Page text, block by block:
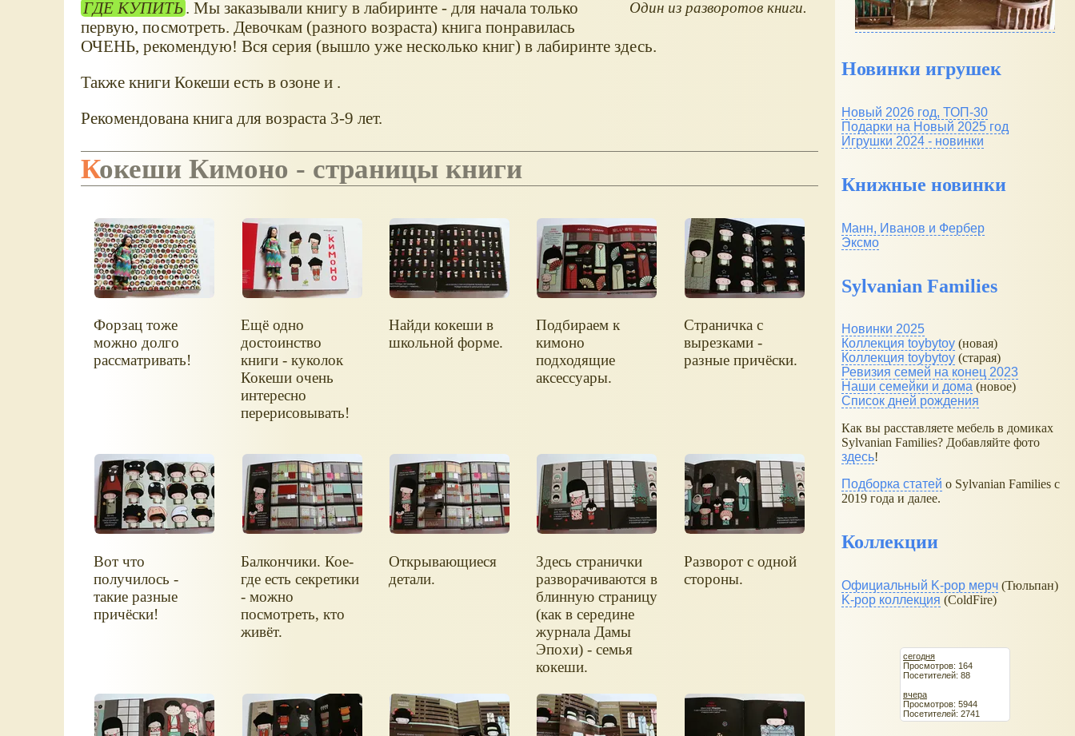
Один из разворотов книги.
ГДЕ КУПИТЬ. Мы заказывали книгу в лабиринте - для начала только
первую, посмотреть. Девочкам (разного возраста) книга понравилась
ОЧЕНЬ, рекомендую! Вся серия (вышло уже несколько книг) в лабиринте здесь.
Также книги Кокеши есть в озоне и .
Рекомендована книга для возраста 3-9 лет.
Кокеши Кимоно - страницы книги
Форзац тоже
можно долго
рассматривать!
Ещё одно
достоинство
книги - куколок
Кокеши очень
интересно
перерисовывать!
Найди кокеши в
школьной форме.
Подбираем к
кимоно
подходящие
аксессуары.
Страничка с
вырезками -
разные причёски.
Вот что
получилось -
такие разные
причёски!
Балкончики. Кое-
где есть секретики
- можно
посмотреть, кто
живёт.
Открывающиеся
детали.
Здесь странички
разворачиваются в
блинную страницу
(как в середине
журнала Дамы
Эпохи) - семья
кокеши.
Разворот с одной
стороны.
Новинки игрушек
Новый 2026 год, ТОП-30
Подарки на Новый 2025 год
Игрушки 2024 - новинки
Книжные новинки
Манн, Иванов и Фербер
Эксмо
Sylvanian Families
Новинки 2025
Коллекция toybytoy (новая)
Коллекция toybytoy (старая)
Ревизия семей на конец 2023
Наши семейки и дома (новое)
Список дней рождения
Как вы расставляете мебель в домиках
Sylvanian Families? Добавляйте фото
здесь!
Подборка статей о Sylvanian Families с
2019 года и далее.
Коллекции
Официальный K-pop мерч (Тюльпан)
K-pop коллекция (ColdFire)
сегодня
Просмотров: 164
Посетителей: 88
вчера
Просмотров: 5944
Посетителей: 2741